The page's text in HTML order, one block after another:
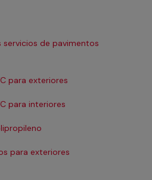
servicios de pavimentos
para exteriores
para interiores
para exteriores